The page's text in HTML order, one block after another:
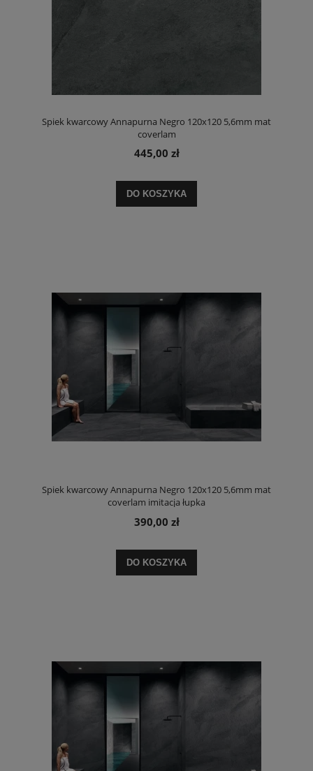
Spiek kwarcowy Annapurna Negro 120x120 5,6mm mat
coverlam
445,00 zł
DO KOSZYKA
Spiek kwarcowy Annapurna Negro 120x120 5,6mm mat
coverlam imitacja łupka
390,00 zł
DO KOSZYKA